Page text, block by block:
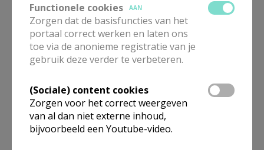
feest werden 2 dames in de kijker gezet:
Christiane Kemps wegens 50 jaar lid. Christiane was ook lange
tijd kernlid en is tevens ook voorzitster geweest.
Maria Vandormael is 50 jaar getrouwd met haar echtgenote Jos.
Beide kregen geschenkbonnen om te besteden in Diepenbeek.
Functionele cookies
AAN
Zorgen dat de basisfuncties van het
portaal correct werken en laten ons
toe via de anonieme registratie van je
gebruik deze verder te verbeteren.
(Sociale) content cookies
Zorgen voor het correct weergeven
van al dan niet externe inhoud,
bijvoorbeeld een Youtube-video.